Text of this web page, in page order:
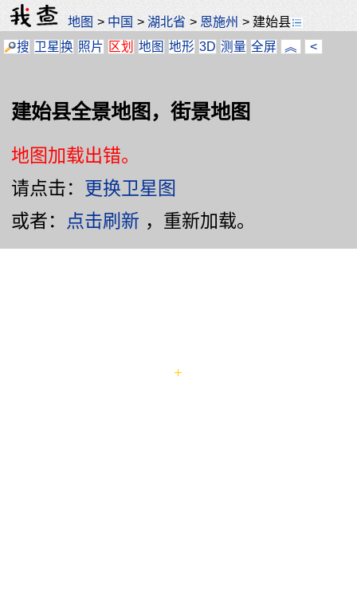
地图 > 中国 >湖北省 > 恩施州 > 建始县
搜 卫星换 照片 区划 地图 地形 3D 测量 全屏 ︽ <
建始县全景地图，街景地图
地图加载出错。
请点击： 更换卫星图
或者： 点击刷新 ，重新加载。